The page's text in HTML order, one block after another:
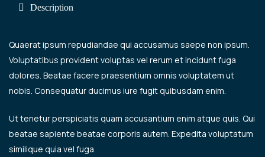
Description
Quaerat ipsum repudiandae qui accusamus saepe non ipsum.
Voluptatibus provident voluptas vel rerum et incidunt fuga
dolores. Beatae facere praesentium omnis voluptatem ut
nobis. Consequatur ducimus iure fugit quibusdam enim.
Ut tenetur perspiciatis quam accusantium enim atque quis. Qui
beatae sapiente beatae corporis autem. Expedita voluptatum
similique quia vel fuga.